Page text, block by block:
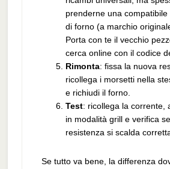
prenderne una
di forno (a marchio
Porta con te il vecchio
cerca online con il codice
Rimonta: fissa la nuova
ricollega i morsetti nella
e richiudi il forno.
Test: ricollega la corrente,
in modalità grill e verifica
resistenza si scalda
Se tutto va bene, la differenza